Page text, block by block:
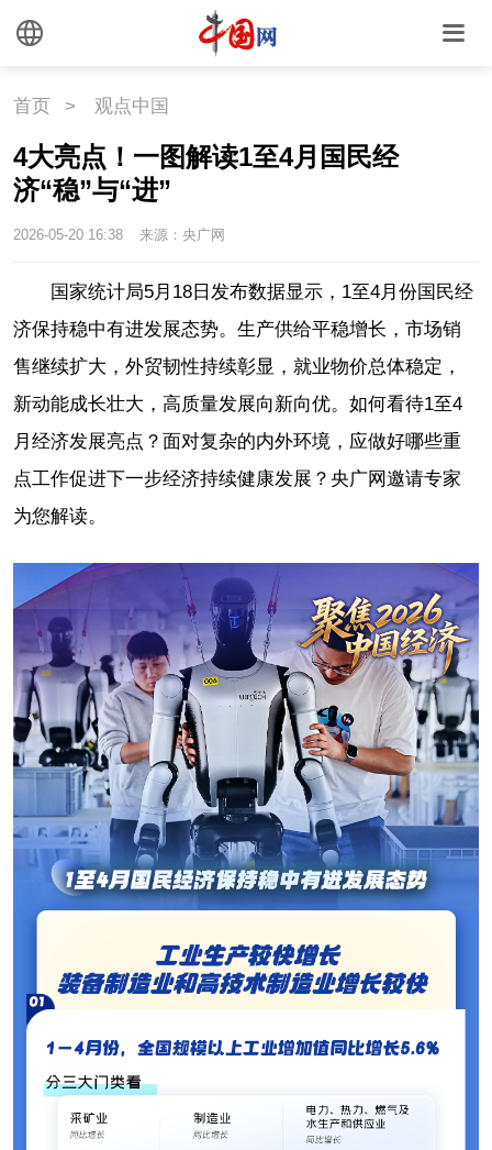
首页 > 观点中国
4大亮点！一图解读1至4月国民经
济“稳”与“进”
2026-05-20 16:38 来源：央广网
国家统计局5月18日发布数据显示，1至4月份国民经
济保持稳中有进发展态势。生产供给平稳增长，市场销
售继续扩大，外贸韧性持续彰显，就业物价总体稳定，
新动能成长壮大，高质量发展向新向优。如何看待1至4
月经济发展亮点？面对复杂的内外环境，应做好哪些重
点工作促进下一步经济持续健康发展？央广网邀请专家
为您解读。